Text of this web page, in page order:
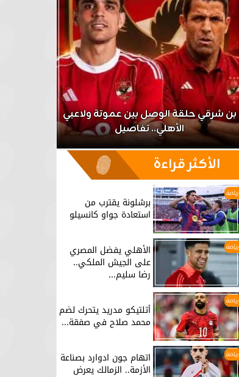
بن شرقي حلقة الوصل بين عموتة ولاعبي
الأهلي.. تفاصيل
الأكثر قراءة
رياضة
برشلونة يقترب من
استعادة جواو كانسيلو
رياضة الأهلي يفضل المصري
على الجيش الملكي..
رضا سليم...
رياضة
أتلتيكو مدريد يتحرك لضم
محمد صلاح في صفقة...
رياضة اتهام جون ادوارد بصناعة
الأزمة.. الزمالك يعرض